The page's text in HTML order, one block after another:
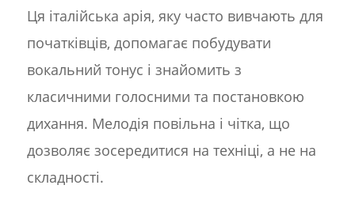
Ця італійська арія, яку часто вивчають для
початківців, допомагає побудувати
вокальний тонус і знайомить з
класичними голосними та постановкою
дихання. Мелодія повільна і чітка, що
дозволяє зосередитися на техніці, а не на
складності.